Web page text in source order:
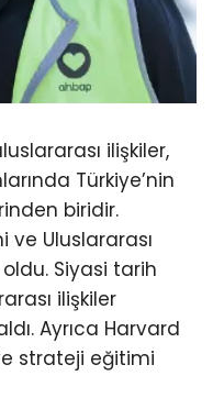
ilişkiler,
Türkiye’nin
biridir.
ve Uluslararası
Siyasi tarih
ilişkiler
Ayrıca Harvard
strateji eğitimi